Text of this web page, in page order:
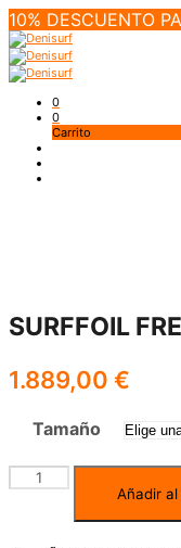
10% DESCUENTO
0
0
Carrito
SURFFOIL
1.889,00 €
Tamaño
Añadir